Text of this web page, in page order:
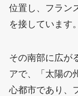
位置し、フラン
を接しています。
その南部に広が
アで、「太陽の
心都市であり、